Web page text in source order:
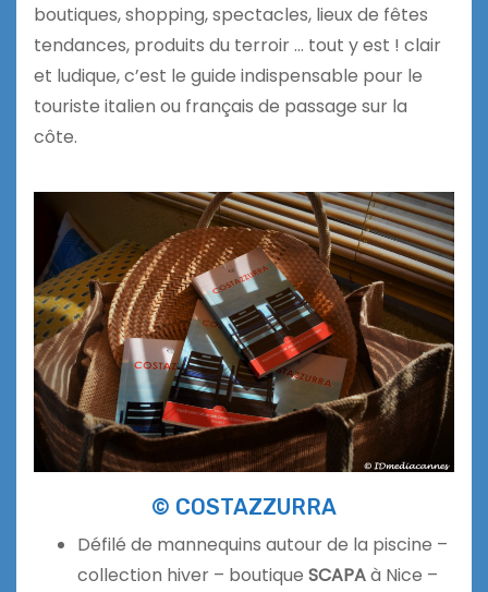
boutiques, shopping, spectacles, lieux de fêtes
tendances, produits du terroir … tout y est ! clair
et ludique, c’est le guide indispensable pour le
touriste italien ou français de passage sur la
côte.
© COSTAZZURRA
Défilé de mannequins autour de la piscine –
collection hiver – boutique SCAPAà Nice –